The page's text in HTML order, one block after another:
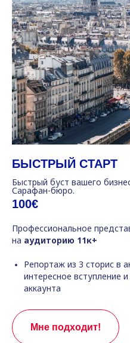
БЫСТРЫЙ СТАРТ
Быстрый буст вашего
Сарафан-бюро.
100€
Профессиональное
на аудиторию 11к+
Репортаж из 3 сторис в
интересное вступление
аккаунта
Мне подходит!